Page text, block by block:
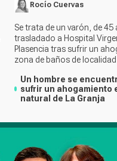
Rocío Cuervas
Se trata de un varón, de 45
trasladado a Hospital
Plasencia tras sufrir un
zona de baños de
Un hombre se
sufrir un ahogamiento
natural de La Granja